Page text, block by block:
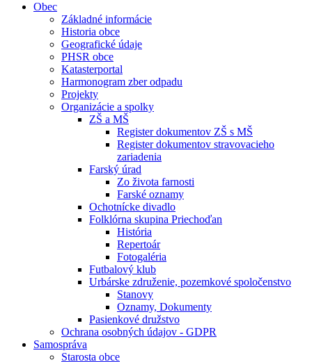
Obec
Základné informácie
Historia obce
Geografické údaje
PHSR obce
Katasterportal
Harmonogram zber odpadu
Projekty
Organizácie a spolky
ZŠ a MŠ
Register dokumentov ZŠ s MŠ
Register dokumentov stravovacieho
zariadenia
Farský úrad
Zo života farnosti
Farské oznamy
Ochotnícke divadlo
Folklórna skupina Priechoďan
História
Repertoár
Fotogaléria
Futbalový klub
Urbárske združenie, pozemkové spoločenstvo
Stanovy
Oznamy, Dokumenty
Pasienkové družstvo
Ochrana osobných údajov - GDPR
Samospráva
Starosta obce